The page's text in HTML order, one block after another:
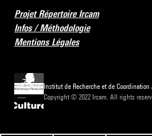
Projet Répertoire Ircam
Infos / Méthodologie
Mentions Légales
Institut de Recherche et de
Copyright © 2022 Ircam. All rights